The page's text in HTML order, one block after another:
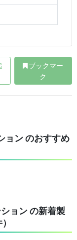
ブックマー
ク
ョン のおすすめ
ョン の新着製